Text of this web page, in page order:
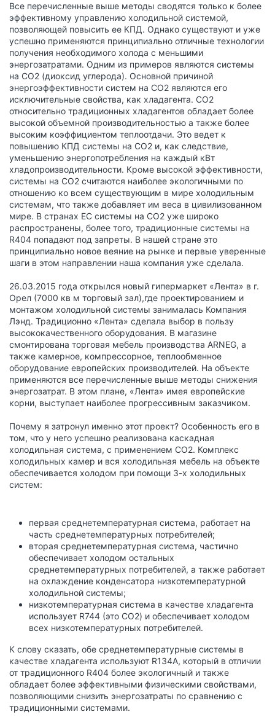
Все перечисленные выше методы сводятся только к более
эффективному управлению холодильной системой,
позволяющей повысить ее КПД. Однако существуют и уже
успешно применяются принципиально отличные технологии
получения необходимого холода с меньшими
энергозатратами. Одним из примеров являются системы
на СО2 (диоксид углерода). Основной причиной
энергоэффективности систем на СО2 являются его
исключительные свойства, как хладагента. СО2
относительно традиционных хладагентов обладает более
высокой объемной производительностью а также более
высоким коэффициентом теплоотдачи. Это ведет к
повышению КПД системы на СО2 и, как следствие,
уменьшению энергопотребления на каждый кВт
хладопроизводительности. Кроме высокой эффективности,
системы на СО2 считаются наиболее экологичными по
отношению ко всем существующим в мире холодильным
системам, что также добавляет им веса в цивилизованном
мире. В странах ЕС системы на СО2 уже широко
распространены, более того, традиционные системы на
R404 попадают под запреты. В нашей стране это
принципиально новое веяние на рынке и первые уверенные
шаги в этом направлении наша компания уже сделала.
26.03.2015 года открылся новый гипермаркет «Лента» в г.
Орел (7000 кв м торговый зал),где проектированием и
монтажом холодильной системы занималась Компания
Лэнд. Традиционно «Лента» сделала выбор в пользу
высококачественного оборудования. В магазине
смонтирована торговая мебель производства ARNEG, а
также камерное, компрессорное, теплообменное
оборудование европейских производителей. На объекте
применяются все перечисленные выше методы снижения
энергозатрат. В этом плане, «Лента» имея европейские
корни, выступает наиболее прогрессивным заказчиком.
Почему я затронул именно этот проект? Особенность его в
том, что у него успешно реализована каскадная
холодильная система, с применением СО2. Комплекс
холодильных камер и вся холодильная мебель на объекте
обеспечивается холодом при помощи 3-х холодильных
систем:
первая среднетемпературная система, работает на
часть среднетемпературных потребителей;
вторая среднетемпературная система, частично
обеспечивает холодом остальных
среднетемпературных потребителей, а также работает
на охлаждение конденсатора низкотемпературной
холодильной системы;
низкотемпературная система в качестве хладагента
использует R744 (это СО2) и обеспечивает холодом
всех низкотемпературных потребителей.
К слову сказать, обе среднетемпературные системы в
качестве хладагента используют R134А, который в отличии
от традиционного R404 более экологичный и также
обладает более эффективными физическими свойствами,
позволяющими снизить энергозатраты по сравнению с
традиционными системами.